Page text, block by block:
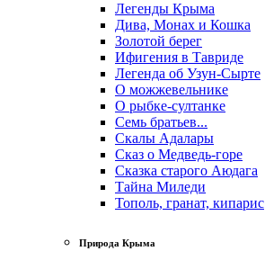
Легенды Крыма
Дива, Монах и Кошка
Золотой берег
Ифигения в Тавриде
Легенда об Узун-Сырте
О можжевельнике
О рыбке-султанке
Семь братьев...
Скалы Адалары
Сказ о Медведь-горе
Сказка старого Аюдага
Тайна Миледи
Тополь, гранат, кипарис
Природа Крыма